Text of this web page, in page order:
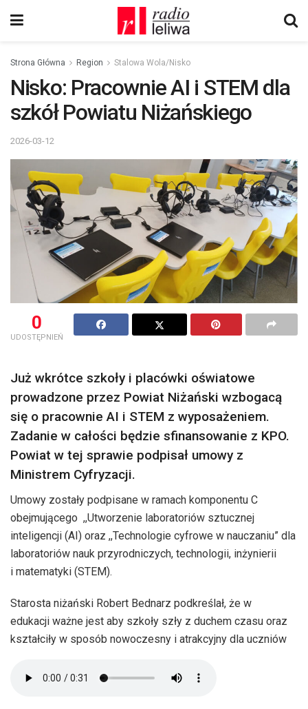
Strona Główna Region Stalowa Wola/Nisko
Nisko: Pracownie AI i STEM dla
szkół Powiatu Niżańskiego
2026-03-12
0
UDOSTĘPNIEŃ
Już wkrótce szkoły i placówki oświatowe
prowadzone przez Powiat Niżański wzbogacą
się o pracownie AI i STEM z wyposażeniem.
Zadanie w całości będzie sfinansowanie z KPO.
Powiat w tej sprawie podpisał umowy z
Ministrem Cyfryzacji.
Umowy zostały podpisane w ramach komponentu C
obejmującego ,,Utworzenie laboratoriów sztucznej
inteligencji (AI) oraz ,,Technologie cyfrowe w nauczaniu” dla
laboratoriów nauk przyrodniczych, technologii, inżynierii
i matematyki (STEM).
Starosta niżański Robert Bednarz podkreślał, że w
edukacji ważne jest aby szkoły szły z duchem czasu oraz
kształciły w sposób nowoczesny i atrakcyjny dla uczniów